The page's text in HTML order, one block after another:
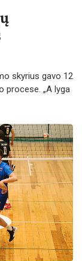
skyrius gavo 12
procese. „A lyga